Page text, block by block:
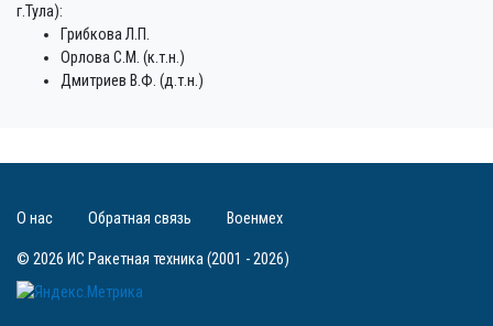
г.Тула):
Грибкова Л.П.
Орлова С.М. (к.т.н.)
Дмитриев В.Ф. (д.т.н.)
© 2026 ИС Ракетная техника (2001 - 2026)
О нас Обратная связь Военмех